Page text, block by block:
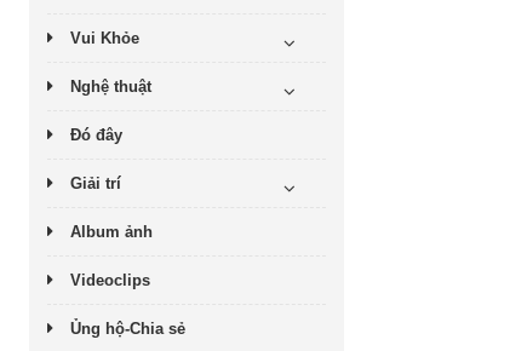
Vui Khỏe
Nghệ thuật
Đó đây
Giải trí
Album ảnh
Videoclips
Ủng hộ-Chia sẻ